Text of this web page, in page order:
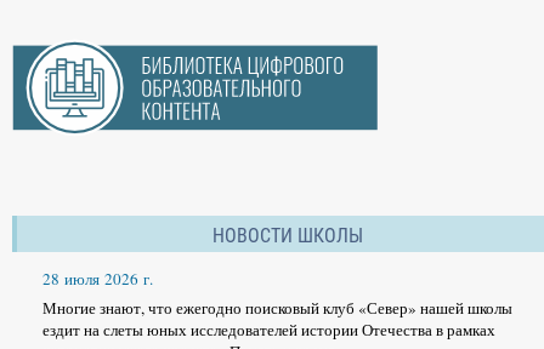
НОВОСТИ ШКОЛЫ
28 июля 2026 г.
Многие знают, что ежегодно поисковый клуб «Север» нашей школы
ездит на слеты юных исследователей истории Отечества в рамках